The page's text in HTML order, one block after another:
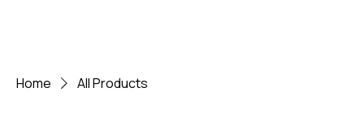
Home All Products